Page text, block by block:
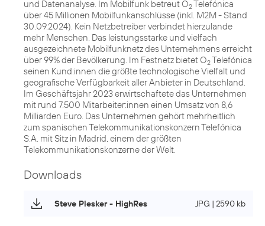
und Datenanalyse. Im Mobilfunk betreut O2Telefónica
über 45 Millionen Mobilfunkanschlüsse (inkl. M2M - Stand
30.09.2024). Kein Netzbetreiber verbindet hierzulande
mehr Menschen. Das leistungsstarke und vielfach
ausgezeichnete Mobilfunknetz des Unternehmens erreicht
über 99% der Bevölkerung. Im Festnetz bietet O2Telefónica
seinen Kund:innen die größte technologische Vielfalt und
geografische Verfügbarkeit aller Anbieter in Deutschland.
Im Geschäftsjahr 2023 erwirtschaftete das Unternehmen
mit rund 7.500 Mitarbeiter:innen einen Umsatz von 8,6
Milliarden Euro. Das Unternehmen gehört mehrheitlich
zum spanischen Telekommunikationskonzern Telefónica
S.A. mit Sitz in Madrid, einem der größten
Telekommunikationskonzerne der Welt.
Downloads
Steve Plesker - HighRes JPG | 2590 kb